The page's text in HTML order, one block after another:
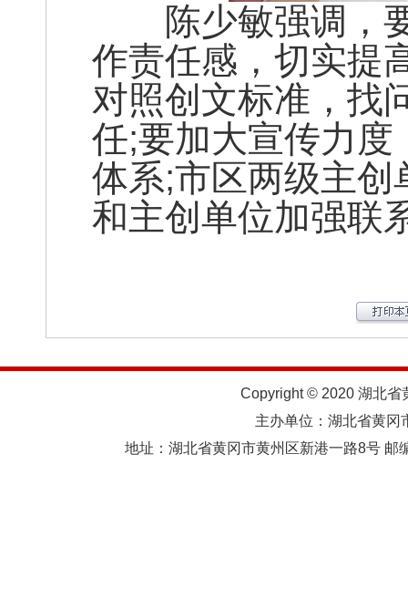
陈少敏强调，要
作责任感，切实提
对照创文标准，找
任;要加大宣传力
体系;市区两级主
和主创单位加强联
Copyright © 2020 湖北省
主办单位：湖北省黄
地址：湖北省黄冈市黄州区新港一路8号